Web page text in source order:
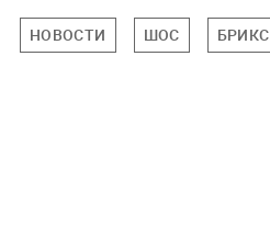
НОВОСТИ ШОС БРИКС